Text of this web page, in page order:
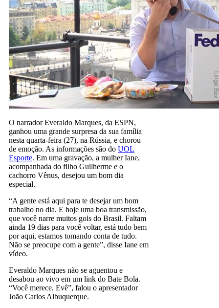
O narrador Everaldo Marques, da ESPN,
ganhou uma grande surpresa da sua família
nesta quarta-feira (27), na Rússia, e chorou
de emoção. As informações são do UOL
Esporte. Em uma gravação, a mulher Iane,
acompanhada do filho Guilherme e o
cachorro Vênus, desejou um bom dia
especial.
“A gente está aqui para te desejar um bom
trabalho no dia. E hoje uma boa transmissão,
que você narre muitos gols do Brasil. Faltam
ainda 19 dias para você voltar, está tudo bem
por aqui, estamos tomando conta de tudo.
Não se preocupe com a gente”, disse Iane em
vídeo.
Everaldo Marques não se aguentou e
desabou ao vivo em um link do Bate Bola.
“Você merece, Evê”, falou o apresentador
João Carlos Albuquerque.